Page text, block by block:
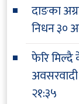
दाङका
निधन३०
फेरि मिल्दै
अवसरवादी
२१:३५